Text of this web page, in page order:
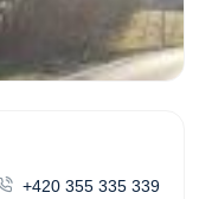
+420 355 335 339